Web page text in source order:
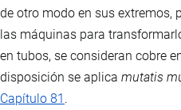
de otro modo en sus extremos,
las máquinas para
en tubos, se consideran cobre
disposición se aplica mutatis
Capítulo 81 .